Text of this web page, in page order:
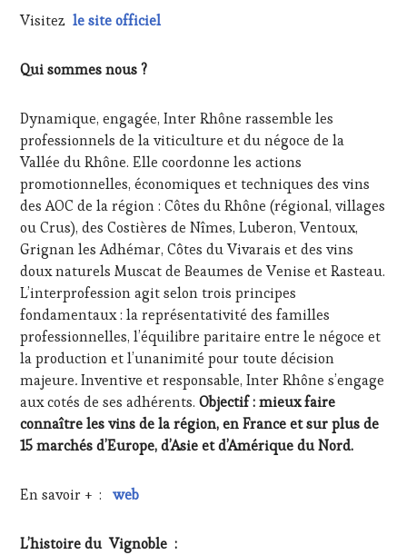
Visitezle site officiel
Qui sommes nous ?
Dynamique, engagée, Inter Rhône rassemble les
professionnels de la viticulture et du négoce de la
Vallée du Rhône. Elle coordonne les actions
promotionnelles, économiques et techniques des vins
des AOC de la région : Côtes du Rhône (régional, villages
ou Crus), des Costières de Nîmes, Luberon, Ventoux,
Grignan les Adhémar, Côtes du Vivarais et des vins
doux naturels Muscat de Beaumes de Venise et Rasteau.
L’interprofession agit selon trois principes
fondamentaux : la représentativité des familles
professionnelles, l’équilibre paritaire entre le négoce et
la production et l’unanimité pour toute décision
majeure.Inventive et responsable, Inter Rhône s’engage
aux cotés de ses adhérents.Objectif : mieux faire
connaître les vins de la région, en France et sur plus de
15 marchés d’Europe, d’Asie et d’Amérique du Nord.
En savoir + :web
L’histoire du Vignoble :